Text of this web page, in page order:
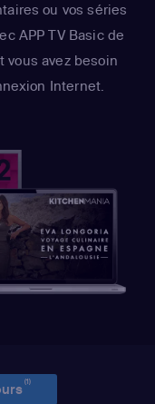
ou vos séries
APP TV Basic de
vous avez besoin
Internet.
(1)